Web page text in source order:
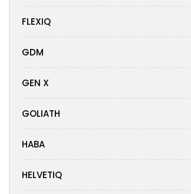
FLEXIQ
GDM
GEN X
GOLIATH
HABA
HELVETIQ